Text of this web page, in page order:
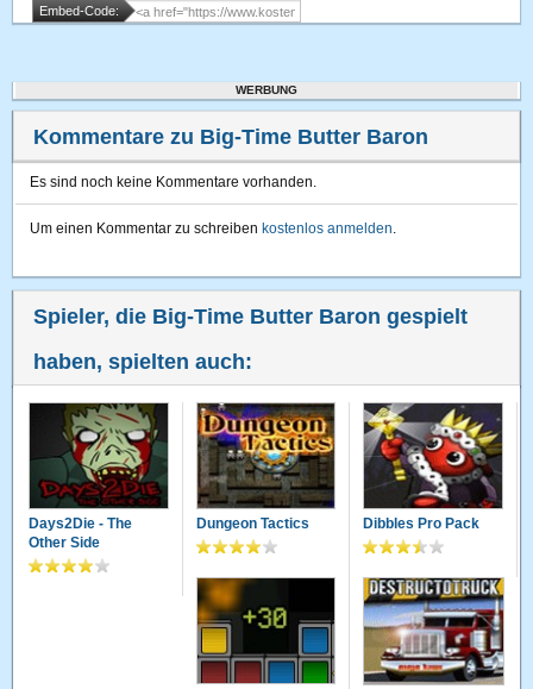
Embed-Code:
WERBUNG
Kommentare zu Big-Time Butter Baron
Es sind noch keine Kommentare vorhanden.
Um einen Kommentar zu schreiben kostenlos anmelden.
Spieler, die Big-Time Butter Baron gespielt
haben, spielten auch:
Days2Die - The
Other Side
Dungeon Tactics Dibbles Pro Pack